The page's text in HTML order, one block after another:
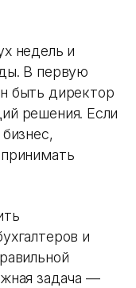
недель и
В первую
быть директор
решения. Если
и
задача —